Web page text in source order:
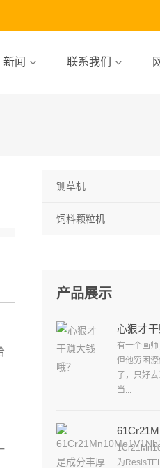
新闻 联系我们
铡草机
饲料颗粒机
产品展示
心狠才干
有一个画师
但他穷困
了，只好
当...
为